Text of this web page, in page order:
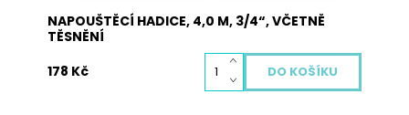
NAPOUŠTĚCÍ HADICE, 4,0 M, 3/4“, VČETNĚ
TĚSNĚNÍ
178 Kč